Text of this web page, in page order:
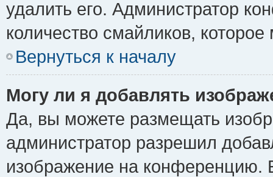
удалить его. Администратор
количество смайликов,
Вернуться к началу
Могу ли я добавлять
Да, вы можете размещать
администратор разрешил
изображение на конференцию.